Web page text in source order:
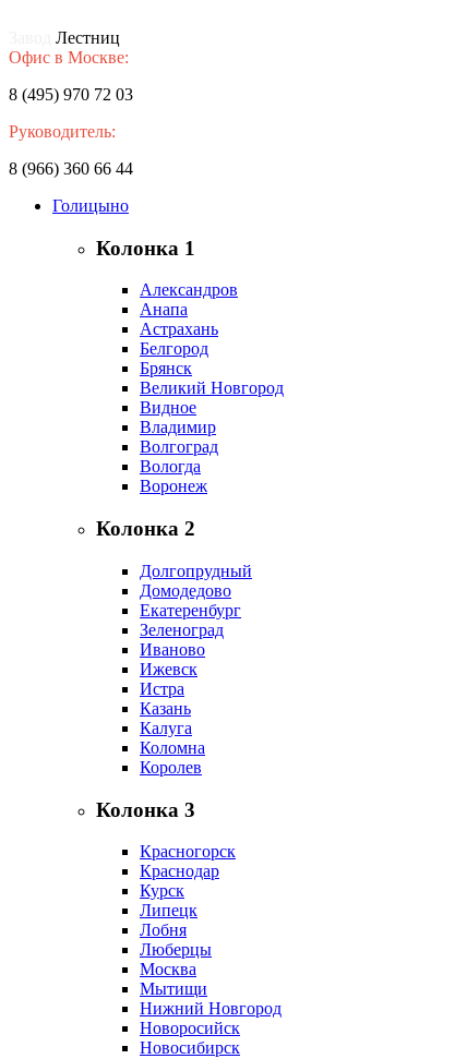
Лестниц
Офис в Москве:
8 (495) 970 72 03
Руководитель:
8 (966) 360 66 44
Голицыно
Колонка 1
Александров
Анапа
Астрахань
Белгород
Брянск
Великий Новгород
Видное
Владимир
Волгоград
Вологда
Воронеж
Колонка 2
Долгопрудный
Домодедово
Екатеренбург
Зеленоград
Иваново
Ижевск
Истра
Казань
Калуга
Коломна
Королев
Колонка 3
Красногорск
Краснодар
Курск
Липецк
Лобня
Люберцы
Москва
Мытищи
Нижний Новгород
Новоросийск
Новосибирск